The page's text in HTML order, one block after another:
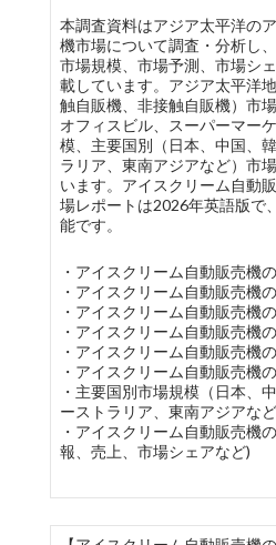
本調査資料はアジア太平洋の
機市場について調査・分析し
市場規模、市場予測、市場シ
載しています。アジア太平洋
触自販機、非接触自販機）市
オフィスビル、スーパーマー
模、主要国別（日本、中国、
ラリア、東南アジアなど）市
います。アイスクリーム自動
場レポートは2026年英語版で
能です。
・アイスクリーム自動販売機
・アイスクリーム自動販売機
・アイスクリーム自動販売機
・アイスクリーム自動販売機
・アイスクリーム自動販売機
・アイスクリーム自動販売機
・主要国別市場規模（日本、
ーストラリア、東南アジアなど
・アイスクリーム自動販売機
報、売上、市場シェアなど)